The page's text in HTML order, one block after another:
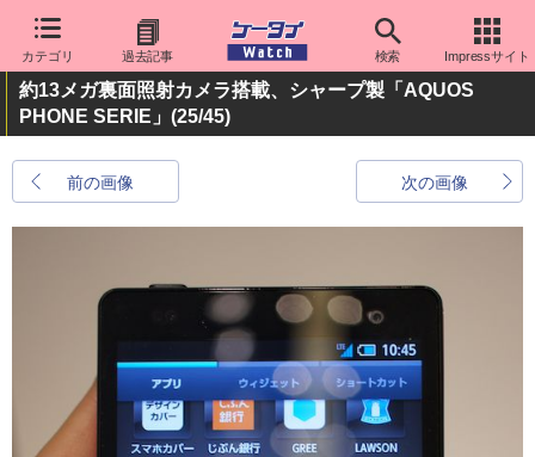
カテゴリ 過去記事 検索 Impressサイト
約13メガ裏面照射カメラ搭載、シャープ製「AQUOS
PHONE SERIE」 (25/45)
前の画像 次の画像